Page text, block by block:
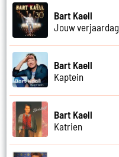
Bart Kaell
Jouw verjaardag
Bart Kaell
Kaptein
Bart Kaell
Katrien